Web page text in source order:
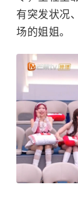
有突发状况
场的姐姐。